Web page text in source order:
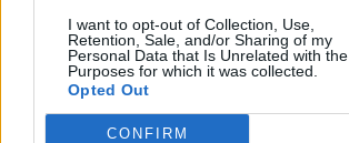
I want to opt-out of Collection, Use,
Retention, Sale, and/or Sharing of my
Personal Data that Is Unrelated with the
Purposes for which it was collected.
Opted Out
CONFIRM
Staran luetuimmat